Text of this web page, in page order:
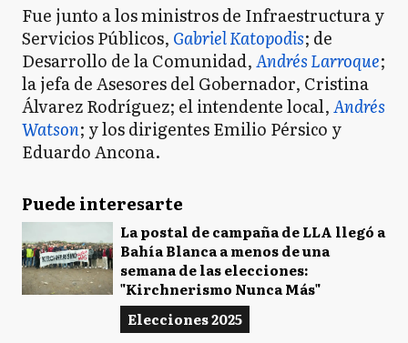
Fue junto a los ministros de Infraestructura y
Servicios Públicos, Gabriel Katopodis; de
Desarrollo de la Comunidad,Andrés Larroque;
la jefa de Asesores del Gobernador, Cristina
Álvarez Rodríguez; el intendente local,Andrés
Watson; y los dirigentes Emilio Pérsico y
Eduardo Ancona.
Puede interesarte
La postal de campaña de LLA llegó a
Bahía Blanca a menos de una
semana de las elecciones:
"Kirchnerismo Nunca Más"
Elecciones 2025